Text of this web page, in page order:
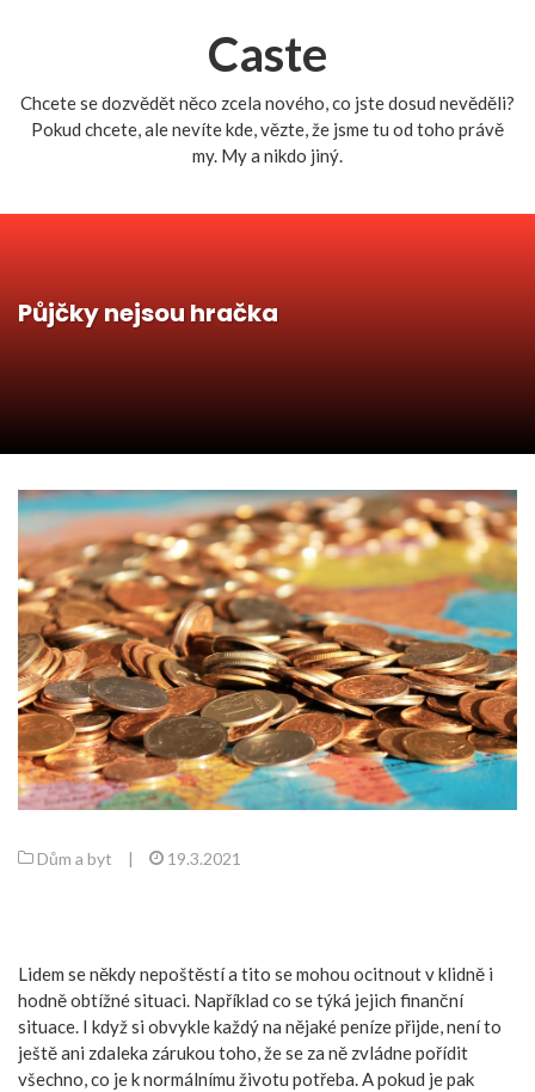
Caste
Chcete se dozvědět něco zcela nového, co jste dosud nevěděli?
Pokud chcete, ale nevíte kde, vězte, že jsme tu od toho právě
my. My a nikdo jiný.
Půjčky nejsou hračka
Dům a byt | 19.3.2021
Lidem se někdy nepoštěstí a tito se mohou ocitnout v klidně i
hodně obtížné situaci. Například co se týká jejich finanční
situace. I když si obvykle každý na nějaké peníze přijde, není to
ještě ani zdaleka zárukou toho, že se za ně zvládne pořídit
všechno, co je k normálnímu životu potřeba. A pokud je pak